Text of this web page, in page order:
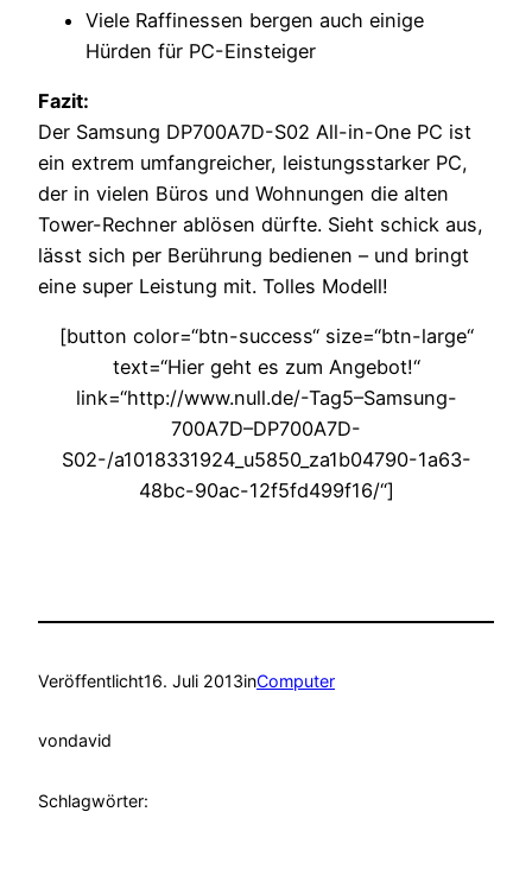
Viele Raffinessen bergen auch einige
Hürden für PC-Einsteiger
Fazit:
Der Samsung DP700A7D-S02 All-in-One PC ist
ein extrem umfangreicher, leistungsstarker PC,
der in vielen Büros und Wohnungen die alten
Tower-Rechner ablösen dürfte. Sieht schick aus,
lässt sich per Berührung bedienen – und bringt
eine super Leistung mit. Tolles Modell!
[button color=“btn-success“ size=“btn-large“
text=“Hier geht es zum Angebot!“
link=“http://www.null.de/-Tag5–Samsung-
700A7D–DP700A7D-
S02-/a1018331924_u5850_za1b04790-1a63-
48bc-90ac-12f5fd499f16/“]
Veröffentlicht16. Juli 2013inComputer
vondavid
Schlagwörter: